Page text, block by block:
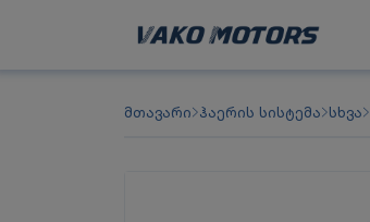
მთავარი ჰაერის სისტემა სხვა